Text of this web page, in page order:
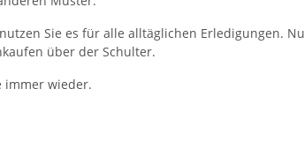
Sie es für alle alltäglichen Erledigungen.
über der Schulter.
immer wieder.